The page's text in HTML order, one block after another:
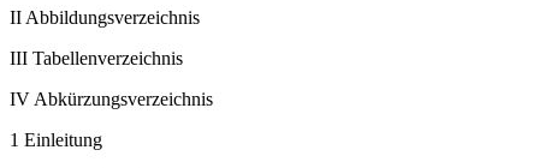
II Abbildungsverzeichnis
III Tabellenverzeichnis
IV Abkürzungsverzeichnis
1 Einleitung